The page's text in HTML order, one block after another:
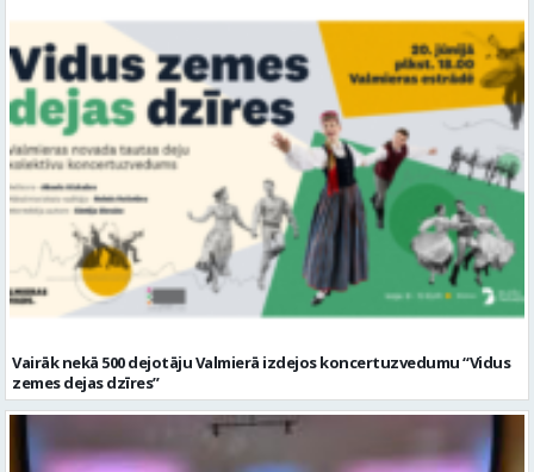
Vairāk nekā 500 dejotāju Valmierā izdejos koncertuzvedumu “Vidus
zemes dejas dzīres”